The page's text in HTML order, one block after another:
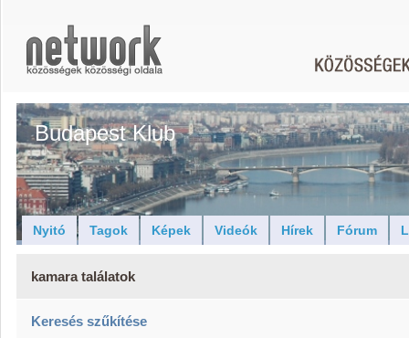
Budapest Klub
Nyitó Tagok Képek Videók Hírek Fórum
kamara találatok
Keresés szűkítése